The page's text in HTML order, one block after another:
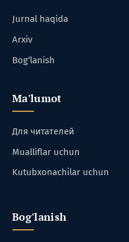
Jurnal haqida
Arxiv
Bog‘lanish
Ma'lumot
Для читателей
Mualliflar uchun
Kutubxonachilar uchun
Bog'lanish